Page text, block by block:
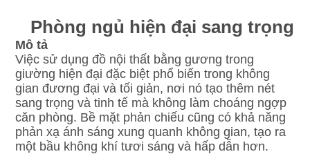
   Phòng ngủ hiện đại sang trọng
Mô tả
Việc sử dụng đồ nội thất bằng gương trong
giường hiện đại đặc biệt phổ biến trong không
gian đương đại và tối giản, nơi nó tạo thêm nét
sang trọng và tinh tế mà không làm choáng ngợp
căn phòng. Bề mặt phản chiếu cũng có khả năng
phản xạ ánh sáng xung quanh không gian, tạo ra
một bầu không khí tươi sáng và hấp dẫn hơn.